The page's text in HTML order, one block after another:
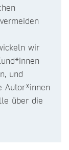
wir
und
Autor*innen
über die